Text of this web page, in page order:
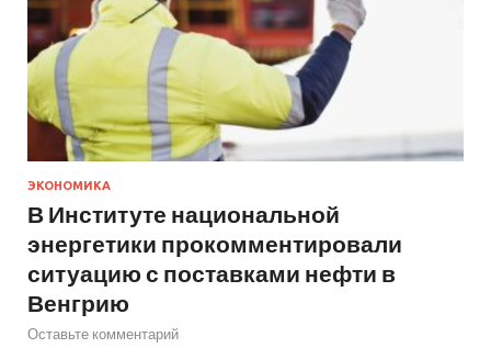
ЭКОНОМИКА
В Институте национальной
энергетики прокомментировали
ситуацию с поставками нефти в
Венгрию
Оставьте комментарий